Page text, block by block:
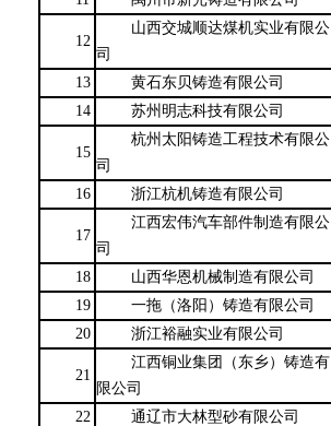
12
山西交城顺达煤机实业有限公
司
13 黄石东贝铸造有限公司
14
苏州明志科技有限公司
15
杭州太阳铸造工程技术有限公
司
16 浙江杭机铸造有限公司
17
江西宏伟汽车部件制造有限公
司
18 山西华恩机械制造有限公司
19
一拖（洛阳）铸造有限公司
20
浙江裕融实业有限公司
21
江西铜业集团（东乡）铸造有
限公司
22 通辽市大林型砂有限公司